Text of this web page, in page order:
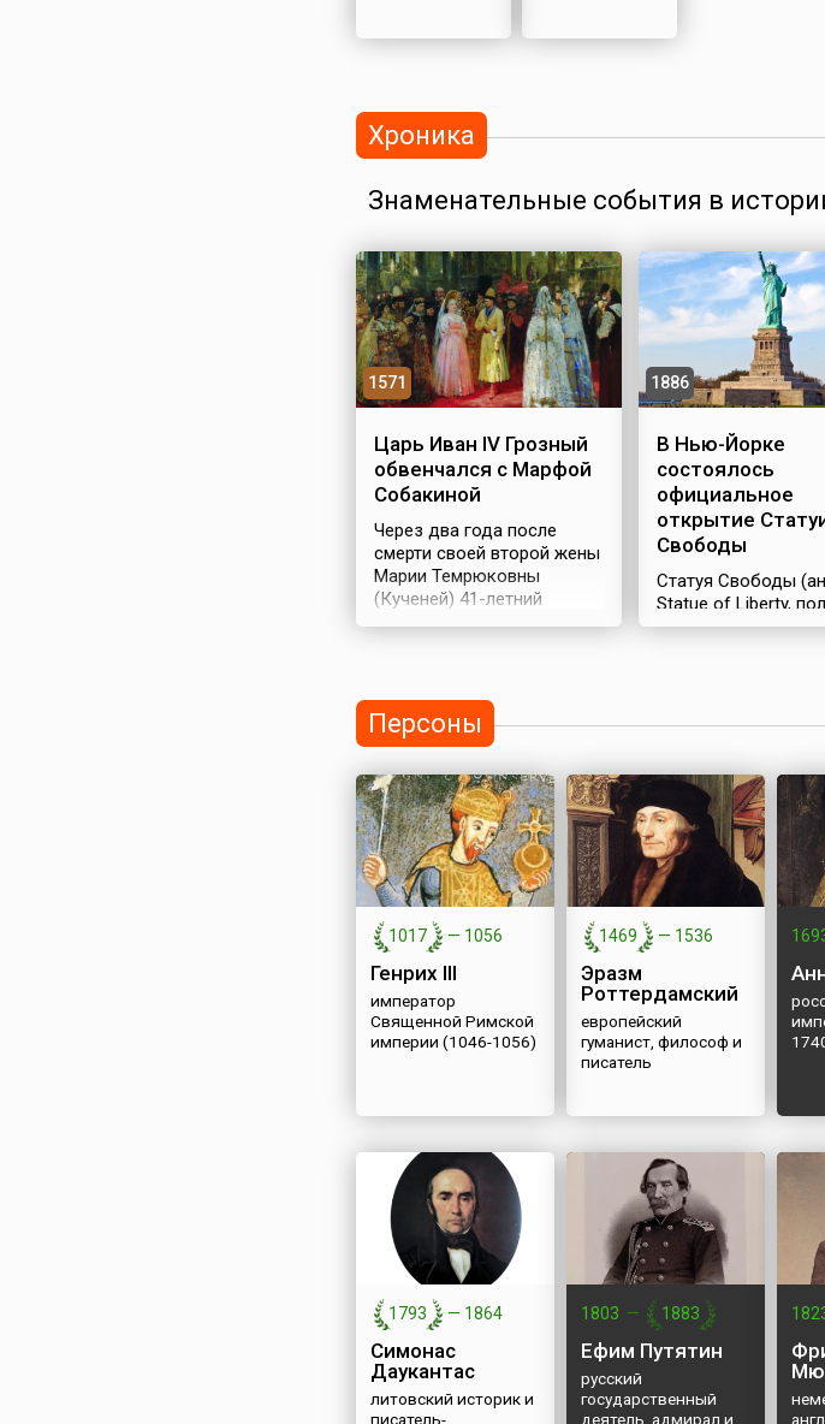
Хроника
Знаменательные события в
1571
Царь Иван IV Грозный
обвенчался с Марфой
Собакиной
Через два года после
смерти своей второй жены
Марии Темрюковны
(Кученей) 41-летний
русский царь Иван IV в
от Москвы, ныне райцентр
Владимирской области)
Васильевной Собакиной,
19-летней дочерью
захудалого коломенского
дворянина, дальней
родственницей Малюты
Скуратова. Невестой
государя она стала после
победы на смотрин...
1886
В Нью-Йорке
состоялось
официальное
открытие
Свободы
Статуя Свободы
Statue of Liberty,
название –
гостей и
и для
американцев. Ее
скульптор Фредерик
Бартольди, а
несущую
спроектировал
Эйфель. Медная
богини Свободы
Персоны
1017 — 1056
Генрих III
император
Священной Римской
империи (1046-1056)
1469 — 1536
Эразм
Роттердамский
европейский
гуманист, философ и
писатель
1793 — 1864
Симонас
Даукантас
литовский историк и
писатель-
1803 — 1883
Ефим Путятин
русский
государственный
деятель, адмирал и